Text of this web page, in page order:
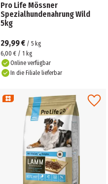
Pro Life Mössner
Spezialhundenahrung Wild
5kg
29,99 € / 5 kg
6,00 € / 1 kg
Online verfügbar
In die Filiale lieferbar